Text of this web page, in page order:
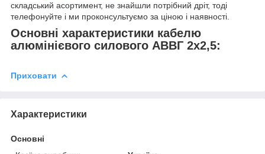
складський асортимент, не знайшли потрібний дріт, тоді
телефонуйте і ми проконсультуємо за ціною і наявності.
Основні характеристики кабелю
алюмінієвого силового АВВГ 2х2,5:
Приховати
Характеристики
Основні